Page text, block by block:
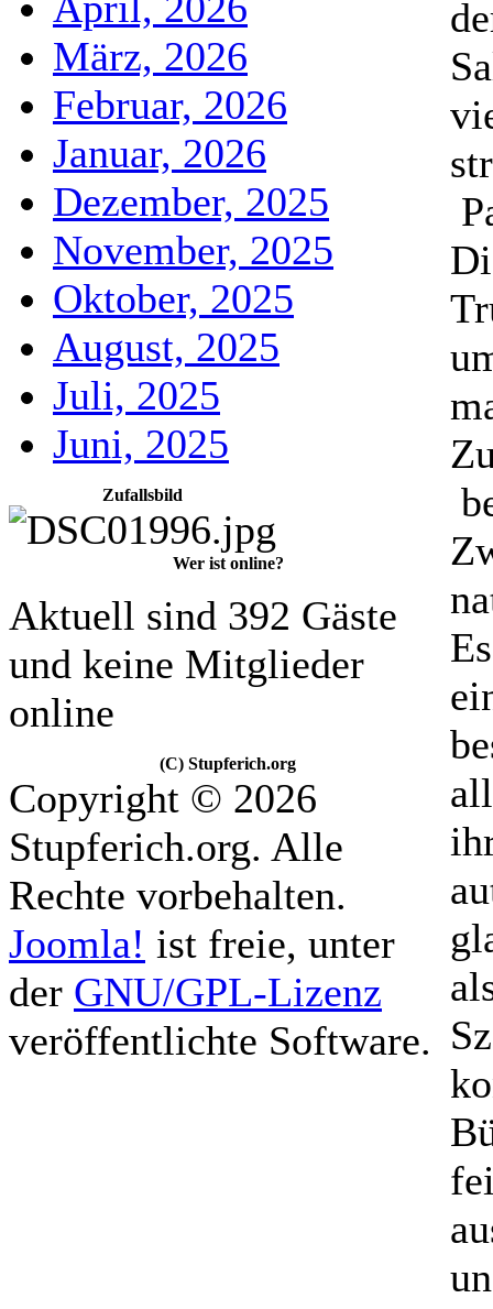
März, 2026
Februar, 2026
Januar, 2026
Dezember, 2025
November, 2025
Oktober, 2025
August, 2025
Juli, 2025
Juni, 2025
Zufallsbild
Wer ist online?
Aktuell sind 392 Gäste
und keine Mitglieder
online
(C) Stupferich.org
Copyright © 2026
Stupferich.org. Alle
Rechte vorbehalten.
Joomla! ist freie, unter
der GNU/GPL-Lizenz
veröffentlichte Software.